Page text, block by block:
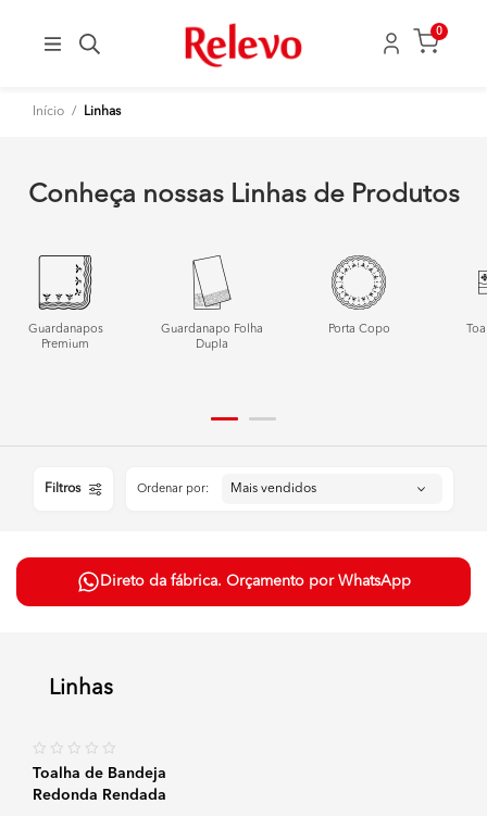
0
Início / Linhas
Conheça nossas Linhas de Produtos
Guardanapos
Premium
Guardanapo Folha
Dupla
Porta Copo
Filtros Ordenar por:
Direto da fábrica. Orçamento por WhatsApp
Linhas
Toalha de Bandeja
Redonda Rendada